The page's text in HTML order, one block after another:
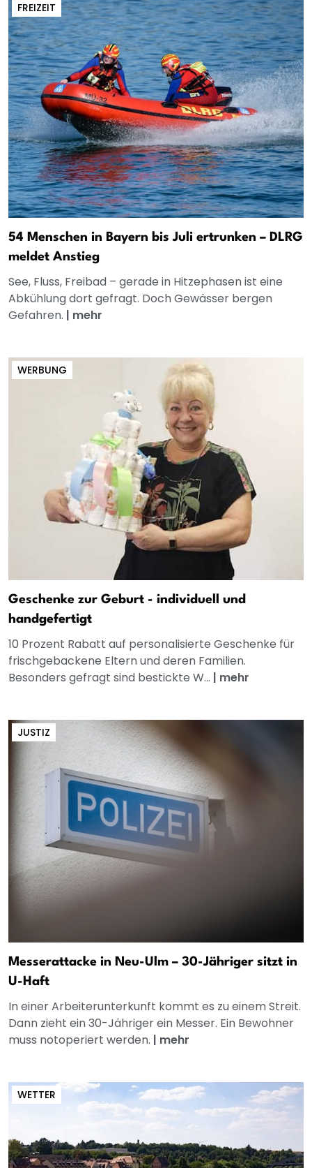
FREIZEIT
54 Menschen in Bayern bis Juli ertrunken – DLRG
meldet Anstieg
See, Fluss, Freibad – gerade in Hitzephasen ist eine
Abkühlung dort gefragt. Doch Gewässer bergen
Gefahren. | mehr
WERBUNG
Geschenke zur Geburt - individuell und
handgefertigt
10 Prozent Rabatt auf personalisierte Geschenke für
frischgebackene Eltern und deren Familien.
Besonders gefragt sind bestickte W... | mehr
JUSTIZ
Messerattacke in Neu-Ulm – 30-Jähriger sitzt in
U-Haft
In einer Arbeiterunterkunft kommt es zu einem Streit.
Dann zieht ein 30-Jähriger ein Messer. Ein Bewohner
muss notoperiert werden. | mehr
WETTER